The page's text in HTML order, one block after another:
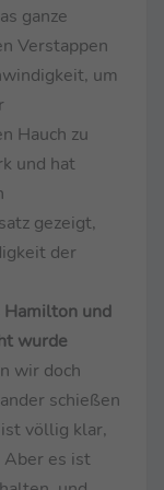
ganze
Verstappen
um
Hauch zu
und hat
gezeigt,
der
Hamilton und
wurde
wir doch
schießen
völlig klar,
es ist